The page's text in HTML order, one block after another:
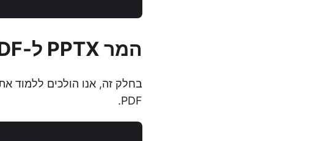
המר PPTX ל-PDF או PPT ל-PDF
PDF.